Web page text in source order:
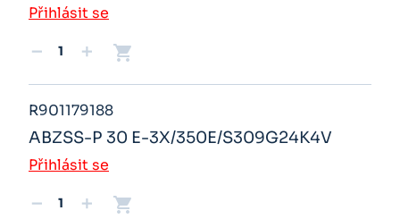
Přihlásit se
remove add shopping_cart
R901179188
ABZSS-P 30 E-3X/350E/S309G24K4V
Přihlásit se
remove add shopping_cart